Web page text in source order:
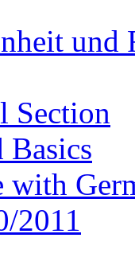
und
Section
Basics
with
2011